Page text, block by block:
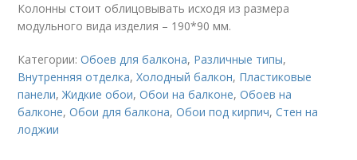
Колонны стоит облицовывать исходя из размера
модульного вида изделия – 190*90 мм.
Категории:Обоев для балкона, Различные типы,
Внутренняя отделка,Холодный балкон, Пластиковые
панели,Жидкие обои,Обои на балконе,Обоев на
балконе,Обои для балкона,Обои под кирпич,Стен на
лоджии